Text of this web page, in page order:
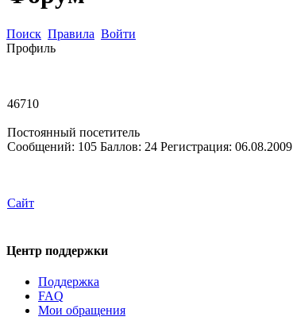
Поиск Правила Войти
Профиль
46710
Постоянный посетитель
Сообщений: 105 Баллов: 24 Регистрация: 06.08.2009
Сайт
Центр поддержки
Поддержка
FAQ
Мои обращения